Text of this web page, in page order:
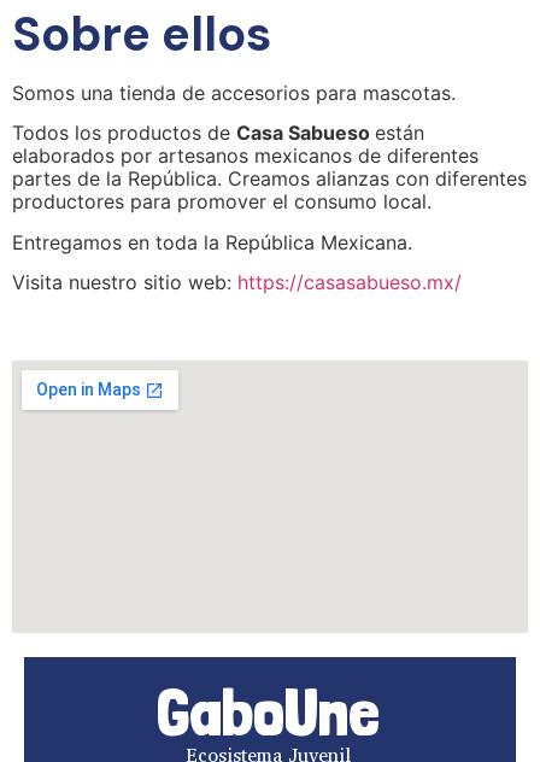
Sobre ellos
Somos una tienda de accesorios para mascotas.
Todos los productos de Casa Sabueso están
elaborados por artesanos mexicanos de diferentes
partes de la República. Creamos alianzas con diferentes
productores para promover el consumo local.
Entregamos en toda la República Mexicana.
Visita nuestro sitio web: https://casasabueso.mx/
GaboUne
Ecosistema Juvenil